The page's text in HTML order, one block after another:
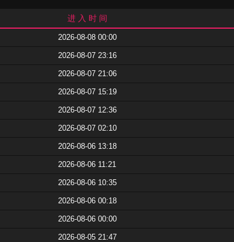
进 入 时 间
2026-08-08 00:00
2026-08-07 23:16
2026-08-07 21:06
2026-08-07 15:19
2026-08-07 12:36
2026-08-07 02:10
2026-08-06 13:18
2026-08-06 11:21
2026-08-06 10:35
2026-08-06 00:18
2026-08-06 00:00
2026-08-05 21:47